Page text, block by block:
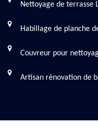
Nettoyage de terrasse
Habillage de planche
Couvreur pour
Artisan rénovation de